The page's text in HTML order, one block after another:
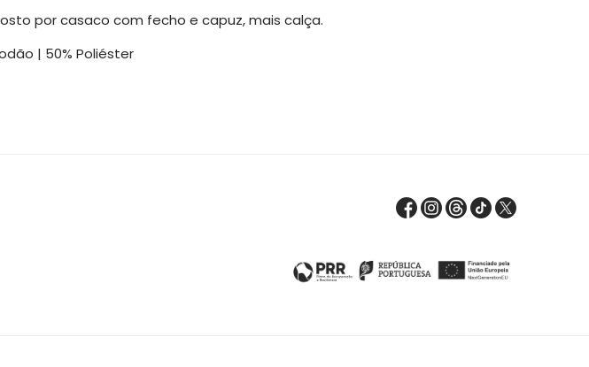
por casaco com fecho e capuz, mais calça.
| 50% Poliéster